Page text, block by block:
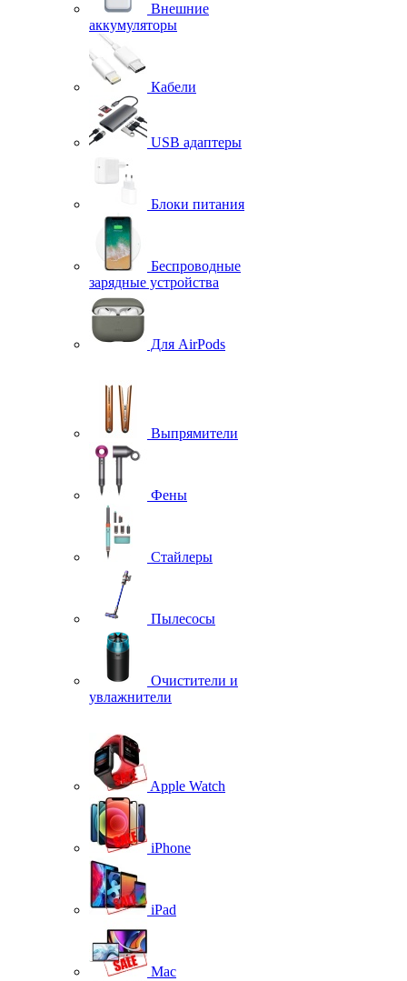
Внешние
аккумуляторы
Кабели
USB адаптеры
Блоки питания
Беспроводные
зарядные устройства
Для AirPods
Выпрямители
Фены
Стайлеры
Пылесосы
Очистители и
увлажнители
Apple Watch
iPhone
iPad
Mac